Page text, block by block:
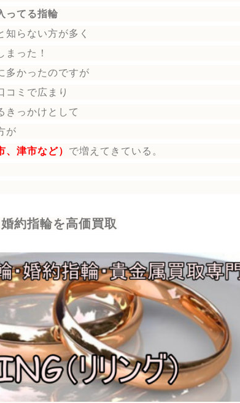
ってる指輪
知らない方が多く
まった！
多かったのですが
コミで広まり
きっかけとして
が
、津市など） で増えてきている。
約指輪を高価買取